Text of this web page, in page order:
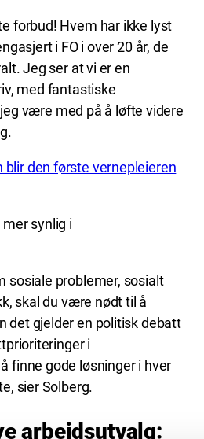
forbud! Hvem har ikke lyst
i FO i over 20 år, de
Jeg ser at vi er en
med fantastiske
være med på å løfte videre
blir den første vernepleieren
mer synlig i
sosiale problemer, sosialt
skal du være nødt til å
det gjelder en politisk debatt
i
finne gode løsninger i hver
sier Solberg.
arbeidsutvalg: